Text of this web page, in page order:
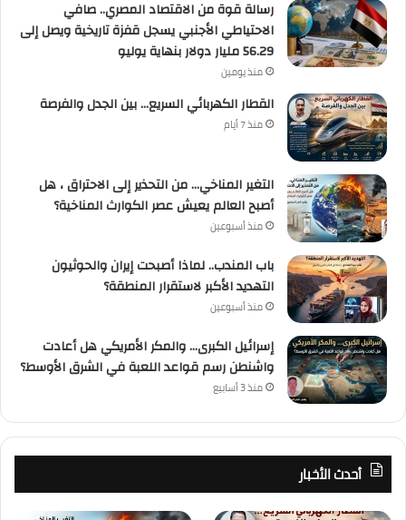
رسالة قوة من الاقتصاد المصري.. صافي
الاحتياطي الأجنبي يسجل قفزة تاريخية ويصل إلى
56.29 مليار دولار بنهاية يوليو
منذ يومين
القطار الكهربائي السريع… بين الجدل والفرصة
منذ 7 أيام
التغير المناخي… من التحذير إلى الاحتراق ، هل
أصبح العالم يعيش عصر الكوارث المناخية؟
منذ أسبوعين
باب المندب.. لماذا أصبحت إيران والحوثيون
التهديد الأكبر لاستقرار المنطقة؟
منذ أسبوعين
إسرائيل الكبرى… والمكر الأمريكي هل أعادت
واشنطن رسم قواعد اللعبة في الشرق الأوسط؟
منذ 3 أسابيع
أحدث الأخبار